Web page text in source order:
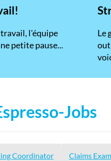
travail, l'équipe
petite pause...
​Le
Jobs
Coordinator Claims